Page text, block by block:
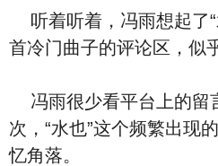
听着听着，冯雨想起了“
首冷门曲子的评论区，似
冯雨很少看平台上的留
次，“水也”这个频繁出现
忆角落。